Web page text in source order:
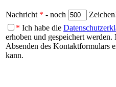
Nachricht * - noch
* Ich habe die
erhoben und gespeichert
Absenden des Kontaktformulars
kann.